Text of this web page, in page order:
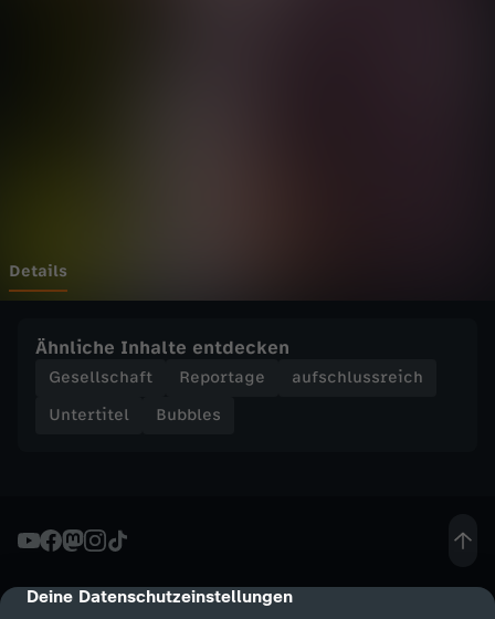
cmp-dialog-description
Deine Datenschutzeinstellungen
e
t
w
e
Details
Ähnliche Inhalte entdecken
Gesellschaft Reportage
aufschlussreich
Untertitel
Bubbles